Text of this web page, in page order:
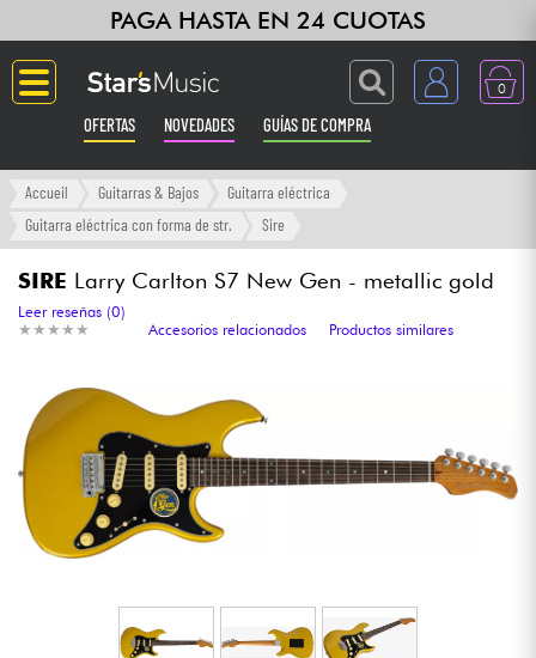
PAGA HASTA EN 24 CUOTAS
0
OFERTAS NOVEDADES GUÍAS DE COMPRA
Langue
Ampli & Efectos
Sintetizadores & samplers
Grabación
Auriculares
Micros
Accueil Guitarras & Bajos
Guitarra eléctrica
Guitarra eléctrica con forma de str.
Sire
SIRE Larry Carlton S7 New Gen - metallic gold
★ ★ ★ ★ ★
★ ★ ★ ★ ★
Leer reseñas (0)
Accesorios relacionados
Productos similares